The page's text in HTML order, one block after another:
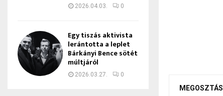
MEGOSZTÁS
2026.04.03. 0
Egy tiszás aktivista
lerántotta a leplet
Bárkányi Bence sötét
múltjáról
2026.03.27. 0